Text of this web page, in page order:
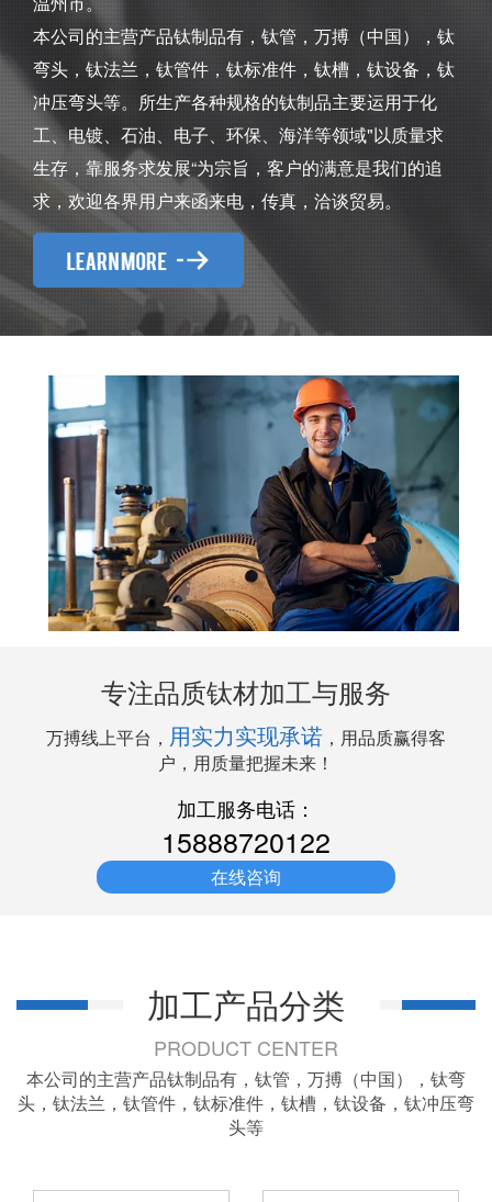
本公司的主营产品钛制品有，钛管，万搏（中国），钛
弯头，钛法兰，钛管件，钛标准件，钛槽，钛设备，钛
冲压弯头等。所生产各种规格的钛制品主要运用于化
工、电镀、石油、电子、环保、海洋等领域"以质量求
生存，靠服务求发展“为宗旨，客户的满意是我们的追
求，欢迎各界用户来函来电，传真，洽谈贸易。
专注品质钛材加工与服务
万搏线上平台， 用实力实现承诺 ，用品质赢得客
户，用质量把握未来！
加工服务电话：
15888720122
在线咨询
加工产品分类
PRODUCT CENTER
本公司的主营产品钛制品有，钛管，万搏（中国），钛弯
头，钛法兰，钛管件，钛标准件，钛槽，钛设备，钛冲压弯
头等